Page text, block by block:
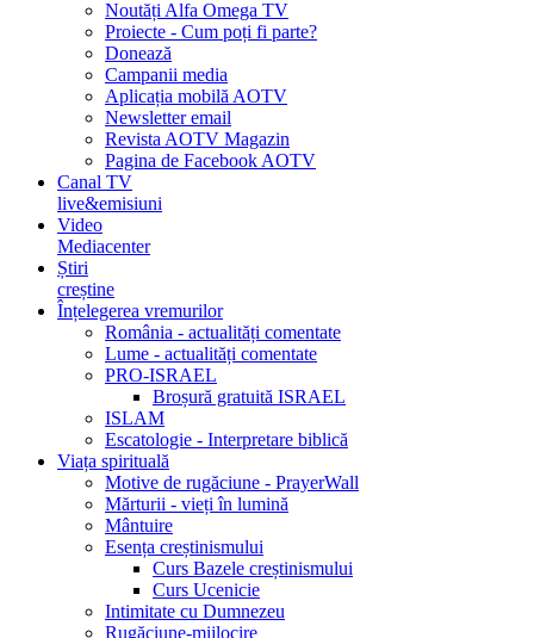
Noutăți Alfa Omega TV
Proiecte - Cum poți fi parte?
Donează
Campanii media
Aplicația mobilă AOTV
Newsletter email
Revista AOTV Magazin
Pagina de Facebook AOTV
Canal TV
live&emisiuni
Video
Mediacenter
Știri
creștine
Înțelegerea vremurilor
România - actualități comentate
Lume - actualități comentate
PRO-ISRAEL
Broșură gratuită ISRAEL
ISLAM
Escatologie - Interpretare biblică
Viața spirituală
Motive de rugăciune - PrayerWall
Mărturii - vieți în lumină
Mântuire
Esența creștinismului
Curs Bazele creștinismului
Curs Ucenicie
Intimitate cu Dumnezeu
Rugăciune-mijlocire